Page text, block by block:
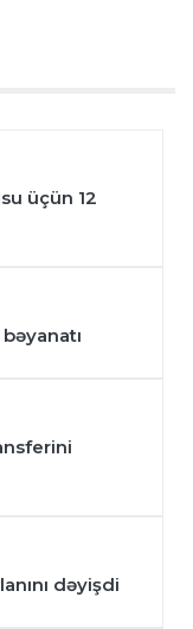
üçün 12
dəyişdi